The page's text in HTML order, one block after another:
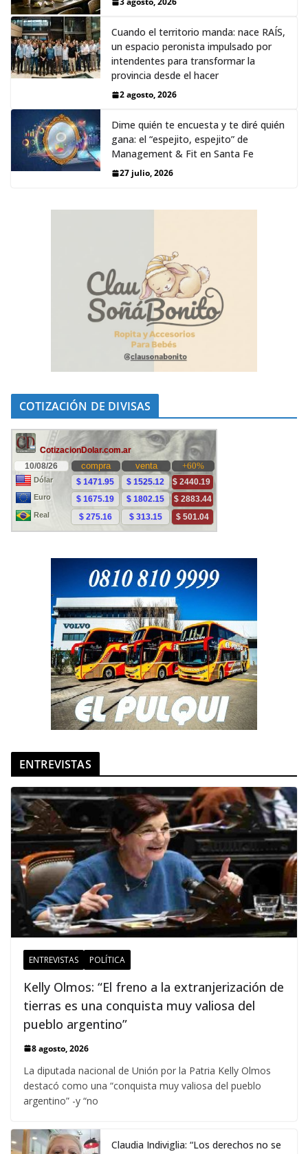
Cuando el territorio manda: nace RAÍS,
un espacio peronista impulsado por
intendentes para transformar la
provincia desde el hacer
2 agosto, 2026
Dime quién te encuesta y te diré quién
gana: el “espejito, espejito” de
Management & Fit en Santa Fe
27 julio, 2026
COTIZACIÓN DE DIVISAS
ENTREVISTAS
ENTREVISTAS POLÍTICA
Kelly Olmos: “El freno a la extranjerización de
tierras es una conquista muy valiosa del
pueblo argentino”
8 agosto, 2026
La diputada nacional de Unión por la Patria Kelly Olmos
destacó como una “conquista muy valiosa del pueblo
argentino” -y “no
Claudia Indiviglia: “Los derechos no se